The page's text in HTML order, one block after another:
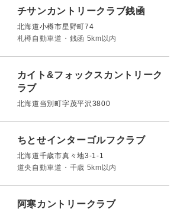
チサンカントリークラブ銭凾
北海道小樽市星野町74
札樽自動車道・銭函 5km以内
カイト&フォックスカントリーク
ラブ
北海道当別町字茂平沢3800
ちとせインターゴルフクラブ
北海道千歳市真々地3-1-1
道央自動車道・千歳 5km以内
阿寒カントリークラブ